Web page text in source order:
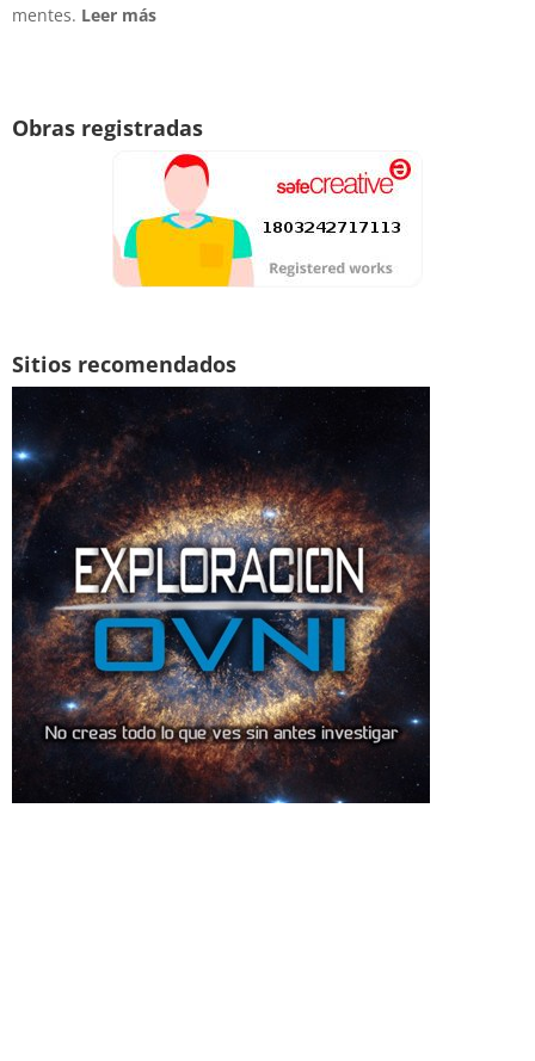
mentes. Leer más
Obras registradas
Sitios recomendados